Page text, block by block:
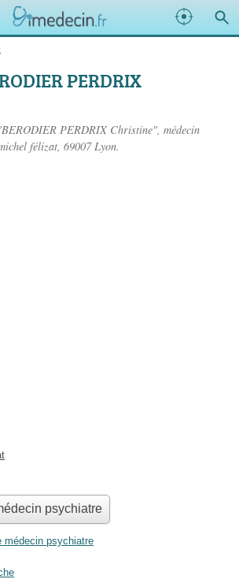
PERDRIX
PERDRIX Christine", médecin
félizat, 69007 Lyon.
psychiatre
médecin psychiatre